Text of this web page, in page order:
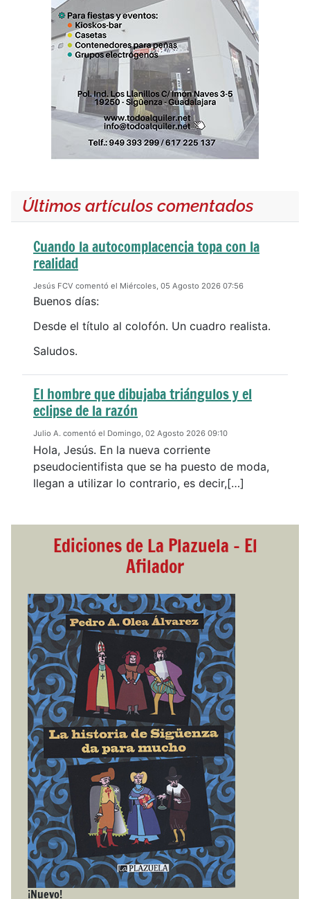
Últimos artículos comentados
Cuando la autocomplacencia topa con la
realidad
Jesús FCV comentó el Miércoles, 05 Agosto 2026 07:56
Buenos días:
Desde el título al colofón. Un cuadro realista.
Saludos.
El hombre que dibujaba triángulos y el
eclipse de la razón
Julio A. comentó el Domingo, 02 Agosto 2026 09:10
Hola, Jesús. En la nueva corriente
pseudocientifista que se ha puesto de moda,
llegan a utilizar lo contrario, es decir,[…]
Ediciones de La Plazuela - El
Afilador
¡Nuevo!